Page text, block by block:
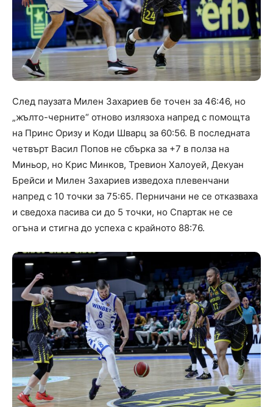
След паузата Милен Захариев бе точен за 46:46, но
„жълто-черните“ отново излязоха напред с помощта
на Принс Оризу и Коди Шварц за 60:56. В последната
четвърт Васил Попов не сбърка за +7 в полза на
Миньор, но Крис Минков, Тревион Халоуей, Декуан
Брейси и Милен Захариев изведоха плевенчани
напред с 10 точки за 75:65. Перничани не се отказваха
и сведоха пасива си до 5 точки, но Спартак не се
огъна и стигна до успеха с крайното 88:76.